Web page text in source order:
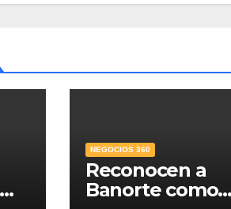
NEGOCIOS 360
Reconocen a
Banorte como